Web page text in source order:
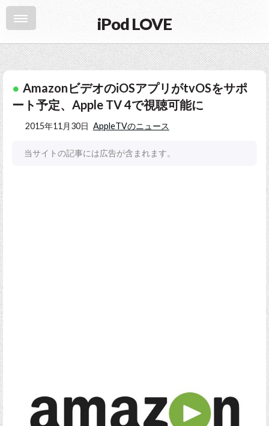
iPod LOVE
AmazonビデオのiOSアプリがtvOSをサポ
ート予定、Apple TV 4で視聴可能に
2015年11月30日 AppleTVのニュース
当サイトの記事には広告が含まれます。